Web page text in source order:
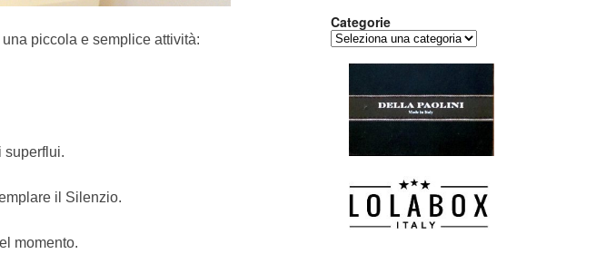
piccola e semplice attività:
superflui.
il Silenzio.
momento.
archivi
Categorie
Categorie